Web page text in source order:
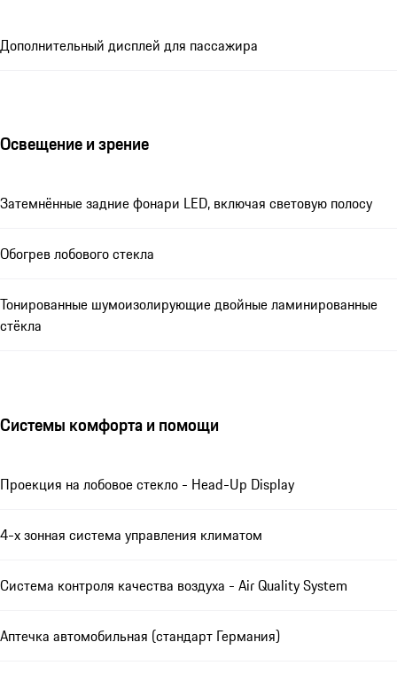
Дополнительный дисплей для пассажира
Освещение и зрение
Затемнённые задние фонари LED, включая световую полосу
Обогрев лобового стекла
Тонированные шумоизолирующие двойные ламинированные
стёкла
Системы комфорта и помощи
Проекция на лобовое стекло - Head-Up Display
4-х зонная система управления климатом
Система контроля качества воздуха - Air Quality System
Аптечка автомобильная (стандарт Германия)